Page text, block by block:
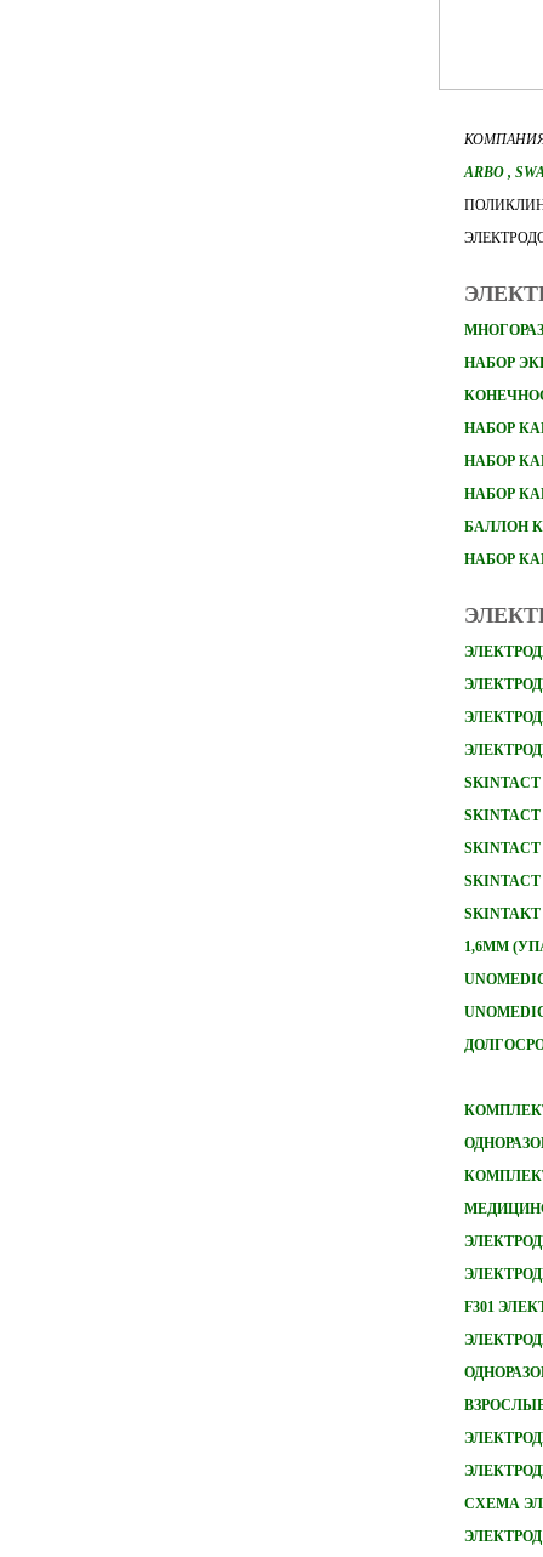
ARBO ,
НАБОР
НАБОР
НАБОР
НАБОР
БАЛЛОН
НАБОР
1,6ММ
F301
СХЕМА